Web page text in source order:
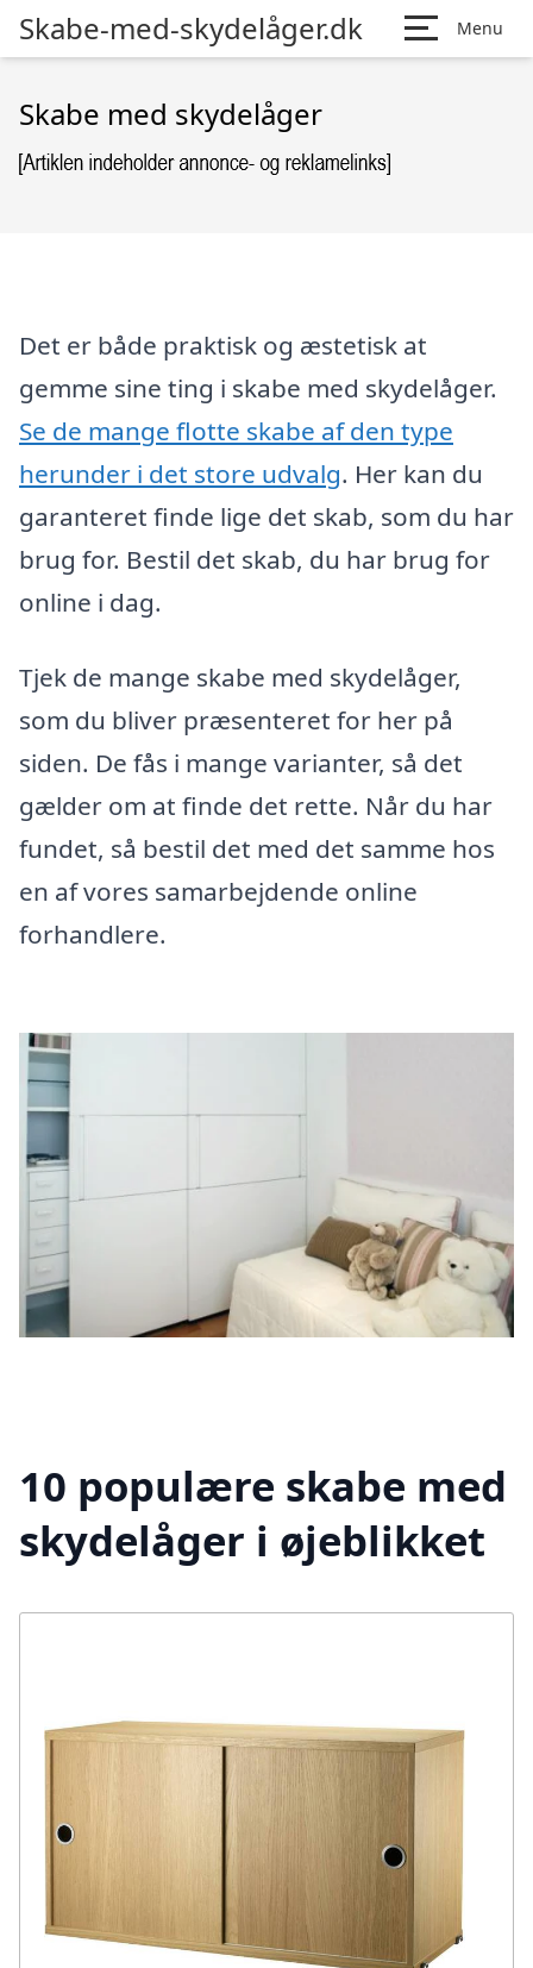
Skabe-med-skydelåger.dk Menu
Skabe med skydelåger
Det er både praktisk og æstetisk at
gemme sine ting i skabe med skydelåger.
Se de mange flotte skabe af den type
herunder i det store udvalg. Her kan du
garanteret finde lige det skab, som du har
brug for. Bestil det skab, du har brug for
online i dag.
Tjek de mange skabe med skydelåger,
som du bliver præsenteret for her på
siden. De fås i mange varianter, så det
gælder om at finde det rette. Når du har
fundet, så bestil det med det samme hos
en af vores samarbejdende online
forhandlere.
10 populære skabe med
skydelåger i øjeblikket